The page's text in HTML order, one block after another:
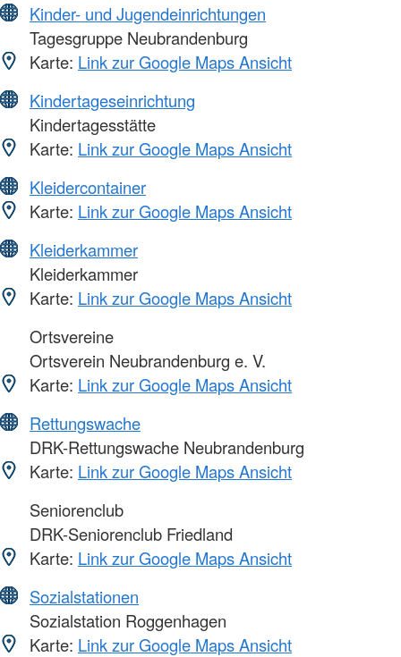
Kinder- und Jugendeinrichtungen
Tagesgruppe Neubrandenburg
Karte: Link zur Google Maps Ansicht
Kindertageseinrichtung
Kindertagesstätte
Karte: Link zur Google Maps Ansicht
Kleidercontainer
Karte: Link zur Google Maps Ansicht
Kleiderkammer
Kleiderkammer
Karte: Link zur Google Maps Ansicht
Ortsvereine
Ortsverein Neubrandenburg e. V.
Karte: Link zur Google Maps Ansicht
Rettungswache
DRK-Rettungswache Neubrandenburg
Karte: Link zur Google Maps Ansicht
Seniorenclub
DRK-Seniorenclub Friedland
Karte: Link zur Google Maps Ansicht
Sozialstationen
Sozialstation Roggenhagen
Karte: Link zur Google Maps Ansicht